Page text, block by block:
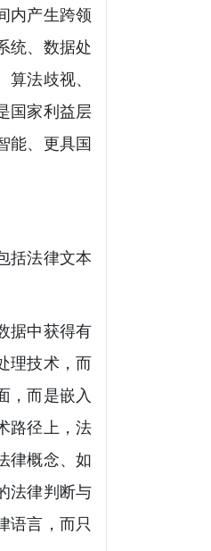
内产生跨领
统、数据处
法歧视、
国家利益层
能、更具国
括法律文本
据中获得有
理技术，而
，而是嵌入
路径上，法
律概念、如
法律判断与
语言，而只